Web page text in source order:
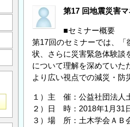
第17 回地震災害
■セミナー概要
第17回のセミナーでは、「
状、さらに災害緊急体験談
について理解を深めてい
より広い視点での減災・防
１）主 催：公益社団法人
２）日 時：2018年1月31
３）場 所：土木学会ＡＢ